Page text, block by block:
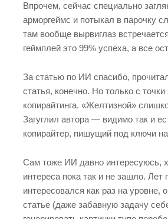
Впрочем, сейчас специально
арморгеймс и потыкал в парочку
там вообще вырвиглаз
геймплей это 99% успеха, а все
За статью по ИИ спасибо,
статья, конечно. Но только с точки
копирайтинга. «Желтизной»
Загуглил автора — видимо так и
копирайтер, пишущий под ключи
Сам тоже ИИ давно интересуюсь,
интереса пока так и не зашло. Лет
интересовался как раз на уровне,
статье (даже забавную задачу